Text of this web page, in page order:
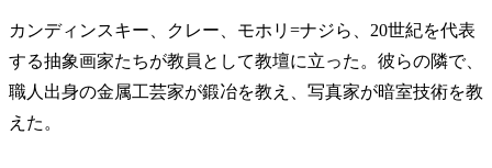
カンディンスキー、クレー、モホリ=ナジら、20世紀を代表
する抽象画家たちが教員として教壇に立った。彼らの隣で、
職人出身の金属工芸家が鍛冶を教え、写真家が暗室技術を教
えた。